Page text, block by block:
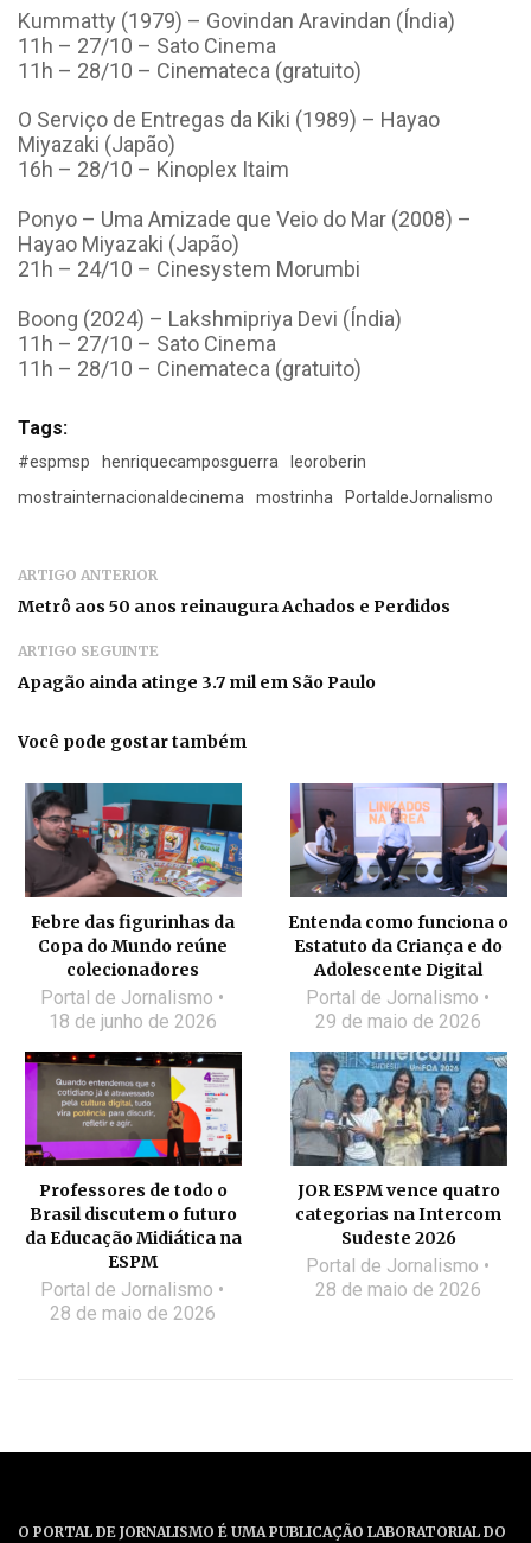
Kummatty (1979) – Govindan Aravindan (Índia)
11h – 27/10 – Sato Cinema
11h – 28/10 – Cinemateca (gratuito)
O Serviço de Entregas da Kiki (1989) – Hayao
Miyazaki (Japão)
16h – 28/10 – Kinoplex Itaim
Ponyo – Uma Amizade que Veio do Mar (2008) –
Hayao Miyazaki (Japão)
21h – 24/10 – Cinesystem Morumbi
Boong (2024) – Lakshmipriya Devi (Índia)
11h – 27/10 – Sato Cinema
11h – 28/10 – Cinemateca (gratuito)
Tags:
#espmsp henriquecamposguerra
leoroberin
mostrainternacionaldecinema
mostrinha PortaldeJornalismo
ARTIGO ANTERIOR
Metrô aos 50 anos reinaugura Achados e Perdidos
ARTIGO SEGUINTE
Apagão ainda atinge 3.7 mil em São Paulo
Você pode gostar também
Febre das figurinhas da
Copa do Mundo reúne
colecionadores
Portal de Jornalismo
18 de junho de 2026
Entenda como funciona o
Estatuto da Criança e do
Adolescente Digital
Portal de Jornalismo
29 de maio de 2026
Professores de todo o
Brasil discutem o futuro
da Educação Midiática na
ESPM
Portal de Jornalismo
28 de maio de 2026
JOR ESPM vence quatro
categorias na Intercom
Sudeste 2026
Portal de Jornalismo
28 de maio de 2026
O PORTAL DE JORNALISMO É UMA PUBLICAÇÃO LABORATORIAL DO